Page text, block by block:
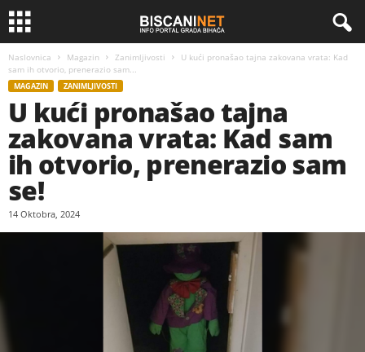
Naslovnica Magazin Zanimljivosti
U kući pronašao tajna zakovana vrata: Kad
sam ih otvorio, prenerazio sam...
MAGAZIN ZANIMLJIVOSTI
U kući pronašao tajna
zakovana vrata: Kad sam
ih otvorio, prenerazio sam
se!
14 Oktobra, 2024